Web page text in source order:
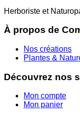
Herboriste et
À propos de
Nos créations
Plantes &
Découvrez nos
Mon compte
Mon panier